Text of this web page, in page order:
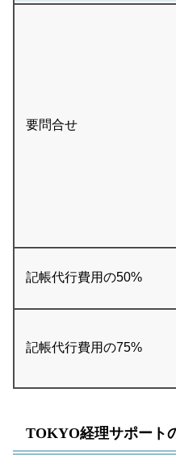
要問合せ
記帳代行費用の50%
記帳代行費用の75%
TOKYO経理サポート